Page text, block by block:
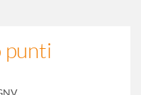
punti